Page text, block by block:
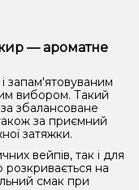
— ароматне
запам'ятовуваним
вибором. Такий
збалансоване
за приємний
затяжки.
вейпів, так і для
на
смак при